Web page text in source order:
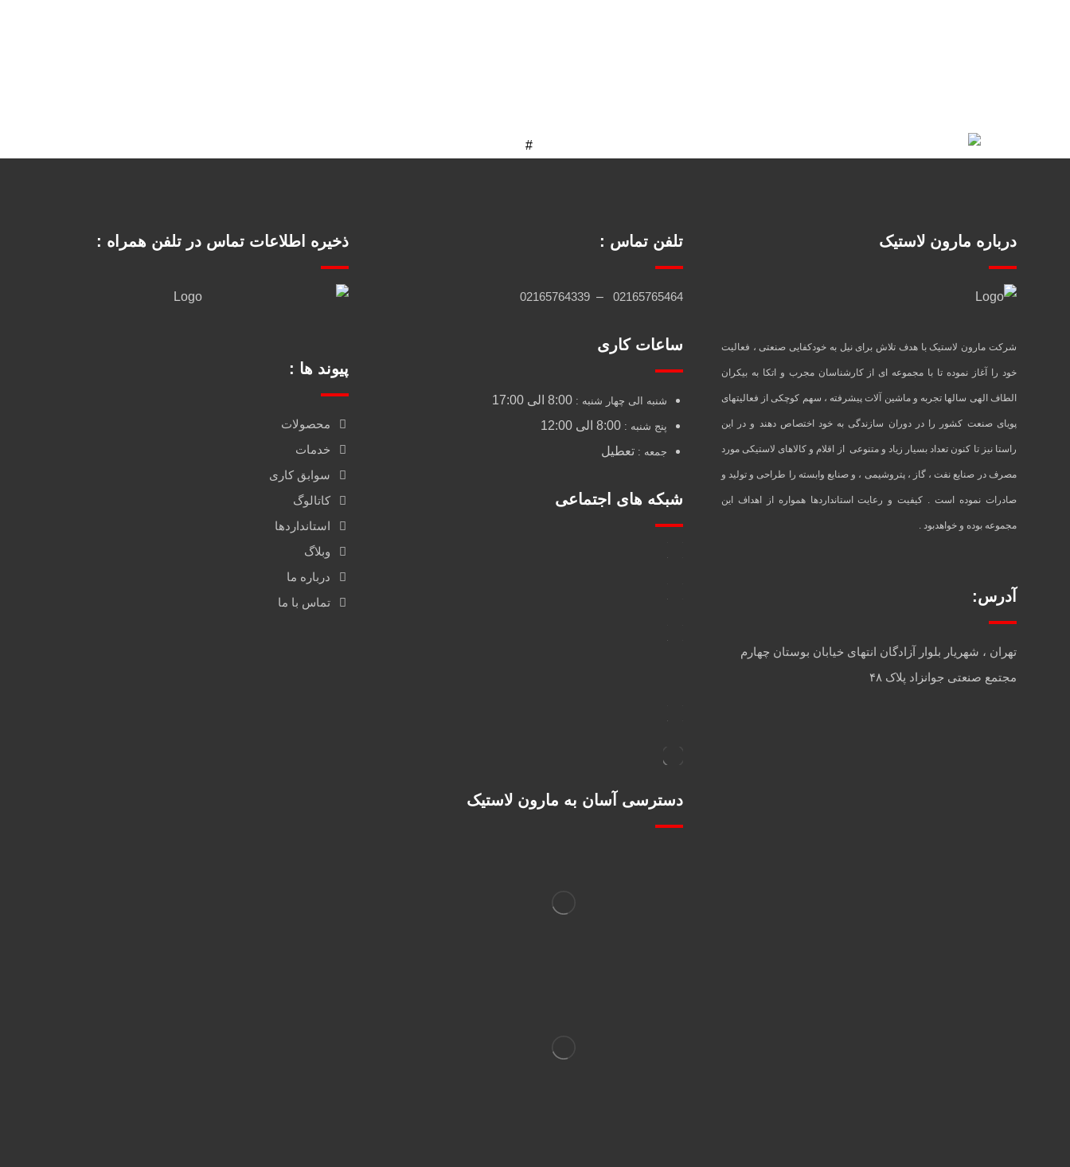
درباره مارون لاستیک
شرکت مارون لاستیک با هدف تلاش برای نیل به خودکفایی صنعتی ، فعالیت
خود را آغاز نموده تا با مجموعه ای از کارشناسان مجرب و اتکا به بیکران
الطاف الهی سالها تجربه و ماشین آلات پیشرفته ، سهم کوچکی از فعالیتهای
پویای صنعت کشور را در دوران سازندگی به خود اختصاص دهند و در این
راستا نیز تا کنون تعداد بسیار زیاد و متنوعی از اقلام و کالاهای لاستیکی مورد
مصرف در صنایع نفت ، گاز ، پتروشیمی ، و صنایع وابسته را طراحی و تولید و
صادرات نموده است . کیفیت و رعایت استانداردها همواره از اهداف این
مجموعه بوده و خواهدبود .
آدرس:
تهران ، شهریار بلوار آزادگان انتهای خیابان بوستان چهارم
مجتمع صنعتی جوانزاد پلاک ۴۸
تلفن تماس :
02165765464
–
02165764339
ساعات کاری
شنبه الی چهار شنبه :8:00 الی 17:00
پنج شنبه :8:00 الی 12:00
جمعه : تعطیل
شبکه های اجتماعی
دسترسی آسان به مارون لاستیک
ذخیره اطلاعات تماس در تلفن همراه :
پیوند ها :
محصولات
خدمات
سوابق کاری
کاتالوگ
استانداردها
وبلاگ
درباره ما
تماس با ما